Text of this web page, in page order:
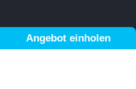
Angebot einholen